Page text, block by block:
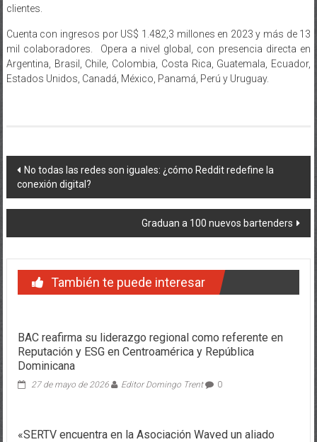
clientes.
Cuenta con ingresos por US$ 1.482,3 millones en 2023 y más de 13
mil colaboradores. Opera a nivel global, con presencia directa en
Argentina, Brasil, Chile, Colombia, Costa Rica, Guatemala, Ecuador,
Estados Unidos, Canadá, México, Panamá, Perú y Uruguay.
Navegación
de
No todas las redes son iguales: ¿cómo Reddit redefine la
conexión digital?
Graduan a 100 nuevos bartenders
También te puede interesar
BAC reafirma su liderazgo regional como referente en
Reputación y ESG en Centroamérica y República
Dominicana
27 de mayo de 2026 Editor Domingo Trent 0
«SERTV encuentra en la Asociación Waved un aliado